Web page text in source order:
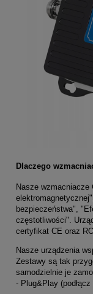
Dlaczego
Nasze wzmacniacze
bezpieczeństwa",
częstotliwości".
certyfikat CE oraz
Nasze urządzenia
Zestawy są tak
samodzielnie je
- Plug&Play